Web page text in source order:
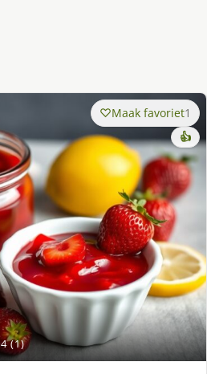
4 (1)
Maak favoriet1
👍